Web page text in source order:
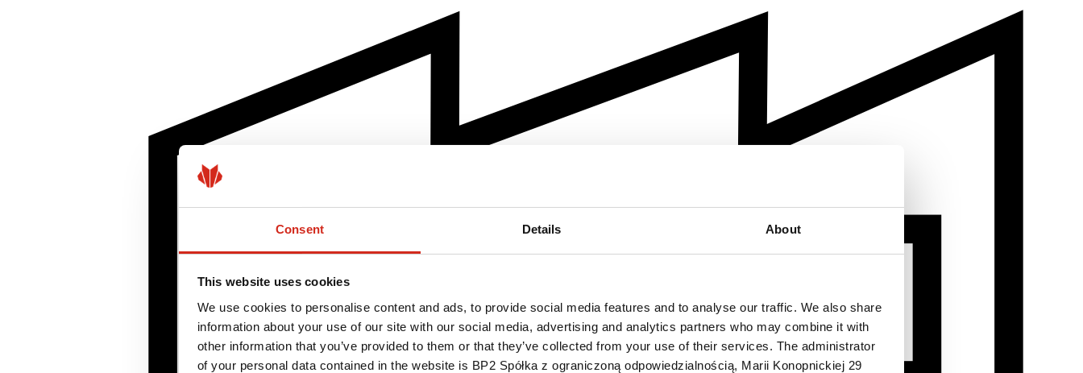
Consent Details About
This website uses cookies
We use cookies to personalise content and ads, to provide social media features and to analyse our traffic. We also share
information about your use of our site with our social media, advertising and analytics partners who may combine it with
other information that you’ve provided to them or that they’ve collected from your use of their services. The administrator
of your personal data contained in the website is BP2 Spółka z ograniczoną odpowiedzialnością, Marii Konopnickiej 29